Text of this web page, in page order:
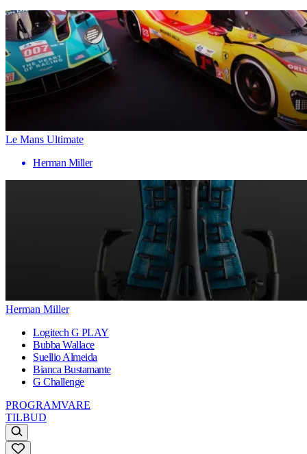
Le Mans Ultimate
Herman Miller
Herman Miller
Logitech G PLAY
Bubba Wallace
Suellio Almeida
Bianca Bustamante
G Challenge
PROGRAMVARE
TILBUD